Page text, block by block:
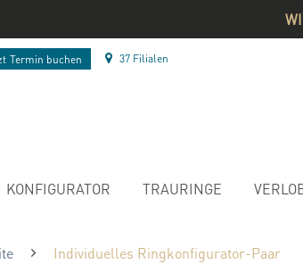
Termin buchen 37 Filialen
KONFIGURATOR TRAURINGE
Individuelles Ringkonfigurator-Paar